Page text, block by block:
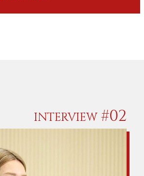
INTERVIEW #02